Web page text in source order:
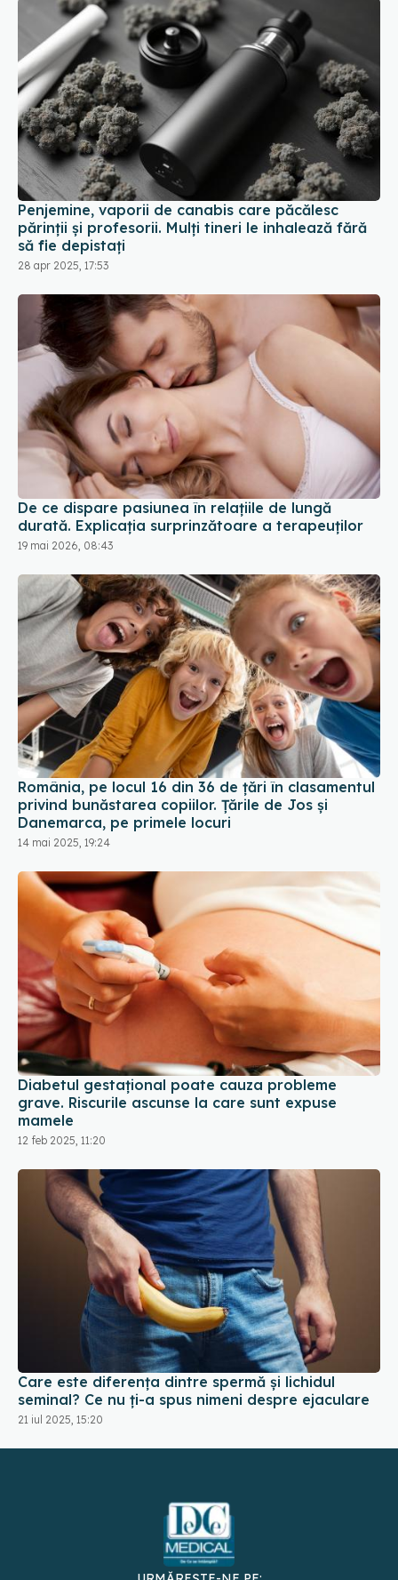
Penjemine, vaporii de canabis care păcălesc
părinții și profesorii. Mulți tineri le inhalează fără
să fie depistați
28 apr 2025, 17:53
De ce dispare pasiunea în relațiile de lungă
durată. Explicația surprinzătoare a terapeuților
19 mai 2026, 08:43
România, pe locul 16 din 36 de țări în clasamentul
privind bunăstarea copiilor. Ţările de Jos şi
Danemarca, pe primele locuri
14 mai 2025, 19:24
Diabetul gestațional poate cauza probleme
grave. Riscurile ascunse la care sunt expuse
mamele
12 feb 2025, 11:20
Care este diferența dintre spermă și lichidul
seminal? Ce nu ți-a spus nimeni despre ejaculare
21 iul 2025, 15:20